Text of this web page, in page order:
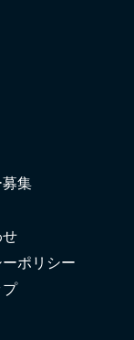
集
せ
ポリシー
プ